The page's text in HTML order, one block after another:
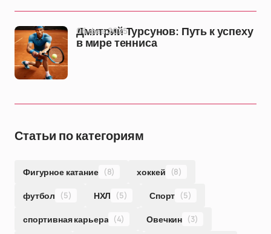
Дмитрий Турсунов: Путь к успеху
в мире тенниса
06 фев 2025
Статьи по категориям
Фигурное катание (8) хоккей (8)
футбол (5) НХЛ (5) Спорт (5)
спортивная карьера (4) Овечкин (3)